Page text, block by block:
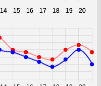
14 15 16 17 18 19 20
14 15 16 17 18 19 20